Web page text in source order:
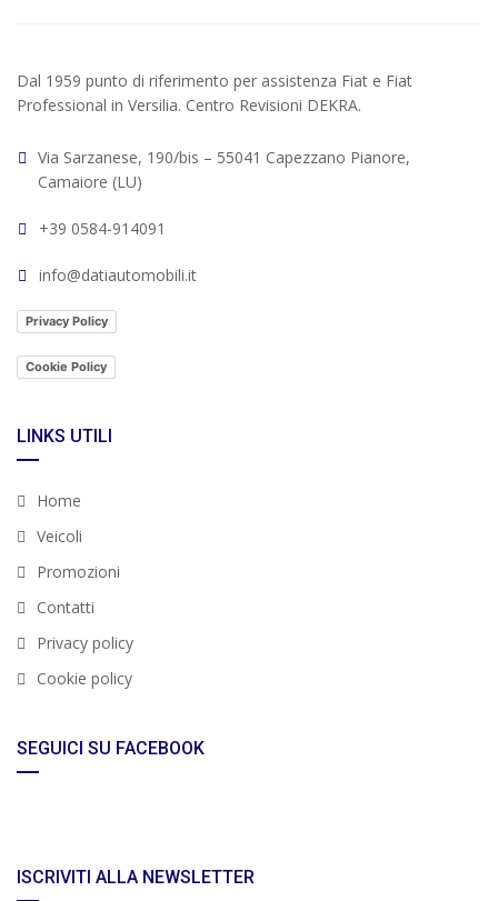
Dal 1959 punto di riferimento per assistenza Fiat e Fiat
Professional in Versilia. Centro Revisioni DEKRA.
Via Sarzanese, 190/bis – 55041 Capezzano Pianore,
Camaiore (LU)
+39 0584-914091
info@datiautomobili.it
Privacy Policy
Cookie Policy
LINKS UTILI
Home
Veicoli
Promozioni
Contatti
Privacy policy
Cookie policy
SEGUICI SU FACEBOOK
ISCRIVITI ALLA NEWSLETTER